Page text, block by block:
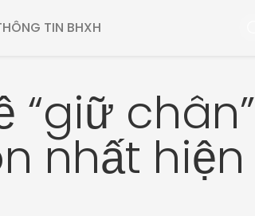
TIN BHXH
“giữ chân”
nhất hiện